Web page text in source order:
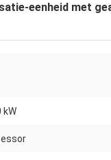
eenheid met
kW